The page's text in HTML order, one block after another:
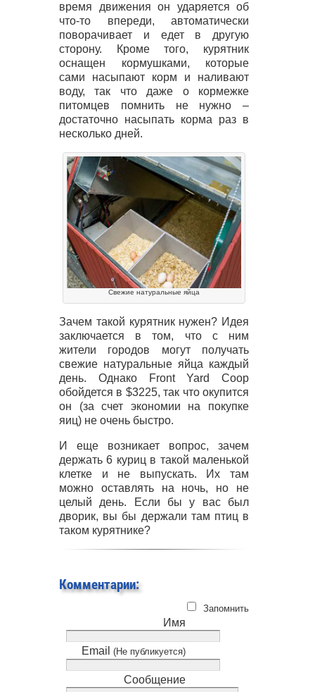
время движения он ударяется об
что-то впереди, автоматически
поворачивает и едет в другую
сторону. Кроме того, курятник
оснащен кормушками, которые
сами насыпают корм и наливают
воду, так что даже о кормежке
питомцев помнить не нужно –
достаточно насыпать корма раз в
несколько дней.
Свежие натуральные яйца
Зачем такой курятник нужен? Идея
заключается в том, что с ним
жители городов могут получать
свежие натуральные яйца каждый
день. Однако Front Yard Coop
обойдется в $3225, так что окупится
он (за счет экономии на покупке
яиц) не очень быстро.
И еще возникает вопрос, зачем
держать 6 куриц в такой маленькой
клетке и не выпускать. Их там
можно оставлять на ночь, но не
целый день. Если бы у вас был
дворик, вы бы держали там птиц в
таком курятнике?
Комментарии:
Запомнить
Имя
Email (Не публикуется)
Сообщение